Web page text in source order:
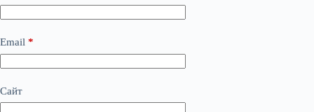
Email *
Сайт